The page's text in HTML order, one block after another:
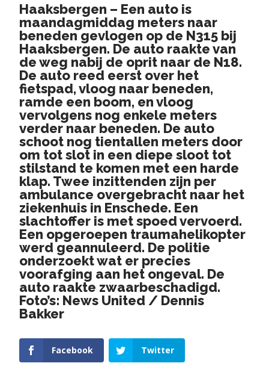
Haaksbergen – Een auto is
maandagmiddag meters naar
beneden gevlogen op de N315 bij
Haaksbergen. De auto raakte van
de weg nabij de oprit naar de N18.
De auto reed eerst over het
fietspad, vloog naar beneden,
ramde een boom, en vloog
vervolgens nog enkele meters
verder naar beneden. De auto
schoot nog tientallen meters door
om tot slot in een diepe sloot tot
stilstand te komen met een harde
klap. Twee inzittenden zijn per
ambulance overgebracht naar het
ziekenhuis in Enschede. Een
slachtoffer is met spoed vervoerd.
Een opgeroepen traumahelikopter
werd geannuleerd. De politie
onderzoekt wat er precies
voorafging aan het ongeval. De
auto raakte zwaarbeschadigd.
Foto’s: News United / Dennis
Bakker
Facebook Twitter